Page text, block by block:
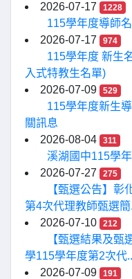
2026-07-17
1228
115學年度導師
2026-07-17
974
115學年度 新生
入式特教生名單)
2026-07-09
529
115學年度新生
關訊息
2026-08-04
311
溪湖國中115學
2026-07-27
275
【甄選公告】彰
第4次代理教師甄選簡
2026-07-10
212
【甄選結果及甄
學115學年度第2次代
2026-07-09
191